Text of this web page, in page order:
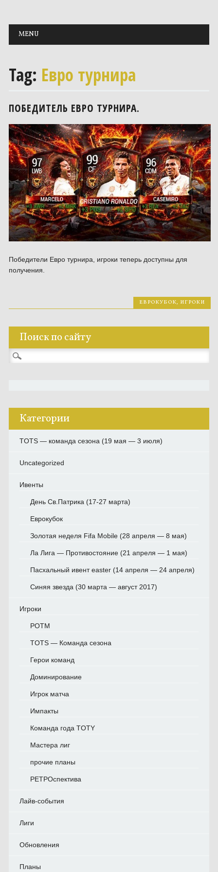
Main menu
Skip to content
MENU
Tag: Евро турнира
ПОБЕДИТЕЛЬ ЕВРО ТУРНИРА.
Победители Евро турнира, игроки теперь доступны для
получения.
ЕВРОКУБОК, ИГРОКИ
Поиск по сайту
Найти:
Категории
TOTS — команда сезона (19 мая — 3 июля)
Uncategorized
Ивенты
День Св.Патрика (17-27 марта)
Еврокубок
Золотая неделя Fifa Mobile (28 апреля — 8 мая)
Ла Лига — Противостояние (21 апреля — 1 мая)
Пасхальный ивент easter (14 апреля — 24 апреля)
Синяя звезда (30 марта — август 2017)
Игроки
POTM
TOTS — Команда сезона
Герои команд
Доминирование
Игрок матча
Импакты
Команда года TOTY
Мастера лиг
прочие планы
РЕТРОспектива
Лайв-события
Лиги
Обновления
Планы